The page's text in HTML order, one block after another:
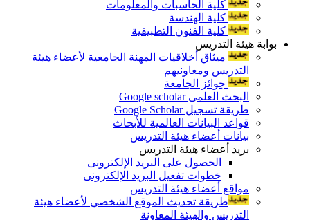
كلية الحاسبات والمعلومات
كلية الهندسة
كلية الفنون التطبيقية
بوابة هيئة التدريس
ميثاق أخلاقيات المهنة الجامعية لأعضاء هيئة
التدريس ومعاونيهم
جوائز الجامعة
البحث العلمى Google scholar
طريقة تسجيل Google Scholar
قواعد البيانات العالمية للأبحاث
بيانات أعضاء هيئة التدريس
بريد أعضاء هيئة التدريس
الحصول على البريد الإلكترونى
خطوات تفعيل البريد الإلكترونى
مواقع أعضاء هيئة التدريس
طريقة تحديث الموقع الشخصي لأعضاء هيئة
التدريس والهيئة المعاونة